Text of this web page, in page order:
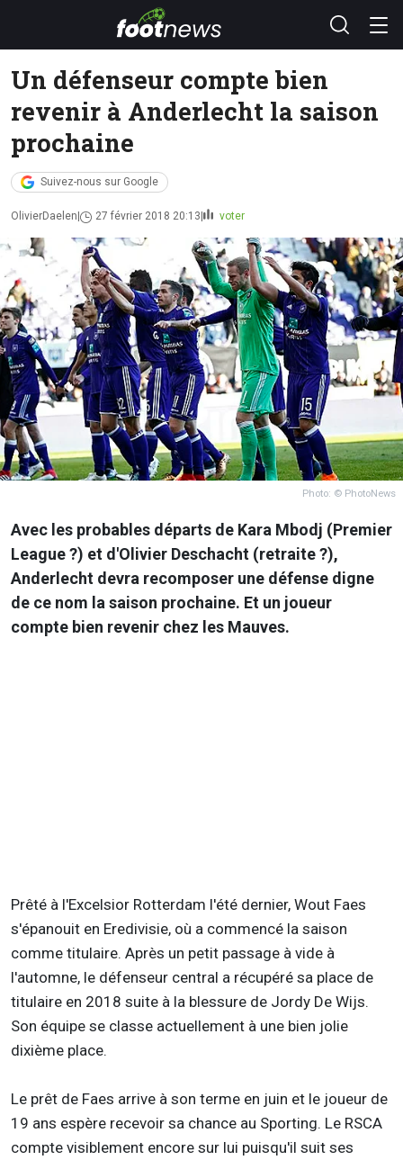
Un défenseur compte bien
revenir à Anderlecht la saison
prochaine
Suivez-nous sur Google
OlivierDaelen 27 février 2018 20:13 voter
Photo: © PhotoNews
Avec les probables départs de Kara Mbodj (Premier
League ?) et d'Olivier Deschacht (retraite ?),
Anderlecht devra recomposer une défense digne
de ce nom la saison prochaine. Et un joueur
compte bien revenir chez les Mauves.
Prêté à l'Excelsior Rotterdam l'été dernier, Wout Faes
s'épanouit en Eredivisie, où a commencé la saison
comme titulaire. Après un petit passage à vide à
l'automne, le défenseur central a récupéré sa place de
titulaire en 2018 suite à la blessure de Jordy De Wijs.
Son équipe se classe actuellement à une bien jolie
dixième place.
Le prêt de Faes arrive à son terme en juin et le joueur de
19 ans espère recevoir sa chance au Sporting. Le RSCA
compte visiblement encore sur lui puisqu'il suit ses